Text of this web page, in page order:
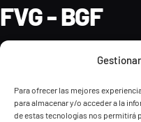
Para ofrecer las mejores
para almacenar y/o acceder a la
de estas tecnologías nos
FVG - BGF
2026